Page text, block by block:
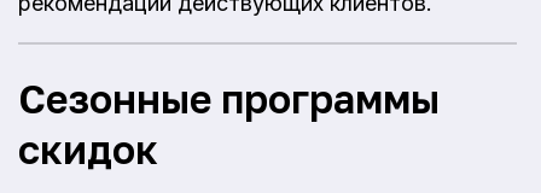
Сезонные программы
скидок